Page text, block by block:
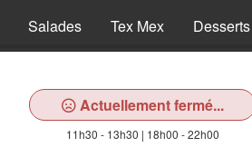
Salades Tex Mex Desserts
Actuellement fermé...
11h30 - 13h30 | 18h00 - 22h00